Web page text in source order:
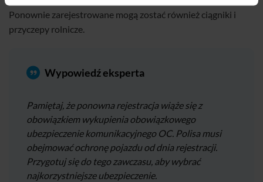
Ponownie zarejestrowane mogą zostać również ciągniki i
przyczepy rolnicze.
Wypowiedź eksperta
Pamiętaj, że ponowna rejestracja wiąże się z
obowiązkiem wykupienia obowiązkowego
ubezpieczenie komunikacyjnego OC. Polisa musi
obejmować ochronę pojazdu od dnia rejestracji.
Przygotuj się do tego zawczasu, aby wybrać
najkorzystniejsze ubezpieczenie.